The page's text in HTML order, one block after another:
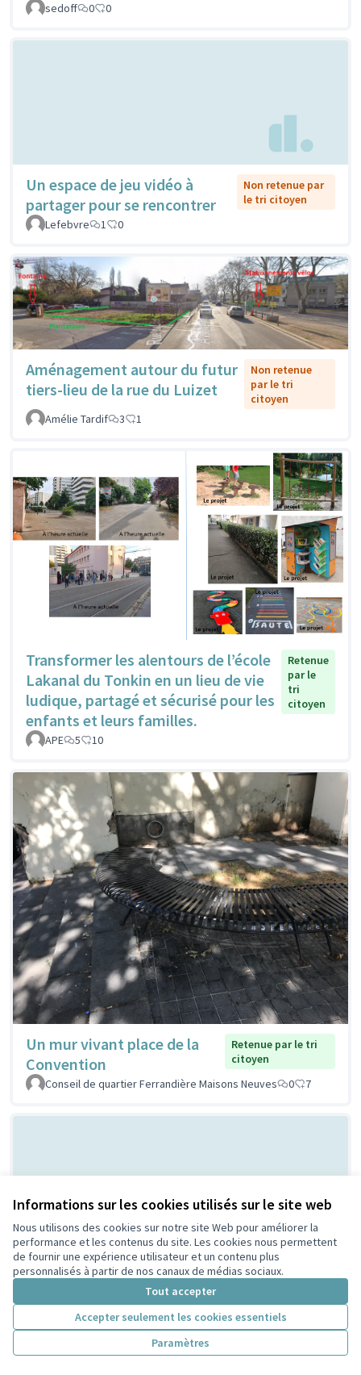
Informations sur les cookies utilisés sur le site web
Nous utilisons des cookies sur notre site Web pour améliorer la
performance et les contenus du site. Les cookies nous permettent
de fournir une expérience utilisateur et un contenu plus
personnalisés à partir de nos canaux de médias sociaux.
Tout accepter
Accepter seulement les cookies essentiels
Paramètres
sedoff 0 0
Un espace de jeu vidéo à
partager pour se rencontrer
Non retenue par
le tri citoyen
Lefebvre
1 0
Aménagement autour du futur
tiers-lieu de la rue du Luizet
Non retenue
par le tri
citoyen
Amélie Tardif
3 1
Transformer les alentours de l’école
Lakanal du Tonkin en un lieu de vie
ludique, partagé et sécurisé pour les
enfants et leurs familles.
Retenue
par le
tri
citoyen
APE 5 10
Un mur vivant place de la
Convention
Retenue par le tri
citoyen
Conseil de quartier Ferrandière Maisons Neuves
0 7
Bal Populaire place Lazare
Goujon
Non retenue par le tri
citoyen